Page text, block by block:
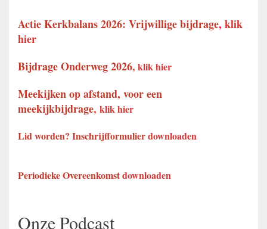
Actie Kerkbalans 2026: Vrijwillige bijdrage, klik
hier
Bijdrage Onderweg 2026, klik hier
Meekijken op afstand, voor een
meekijkbijdrage, klik hier
Lid worden? Inschrijfformulierdownloaden
Periodieke Overeenkomstdownloaden
Onze Podcast